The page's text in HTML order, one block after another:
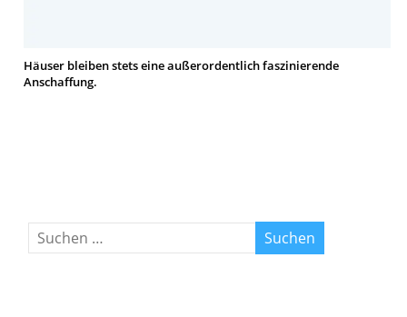
Häuser bleiben stets eine außerordentlich faszinierende
Anschaffung.